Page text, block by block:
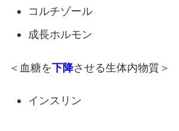
コルチゾール
成長ホルモン
＜血糖を下降させる生体内物質＞
インスリン